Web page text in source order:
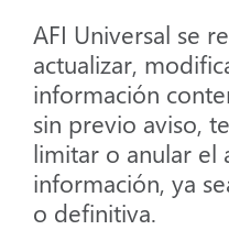
AFI Universal se
actualizar,
información
sin previo aviso,
limitar o anular el
información, ya
o definitiva.